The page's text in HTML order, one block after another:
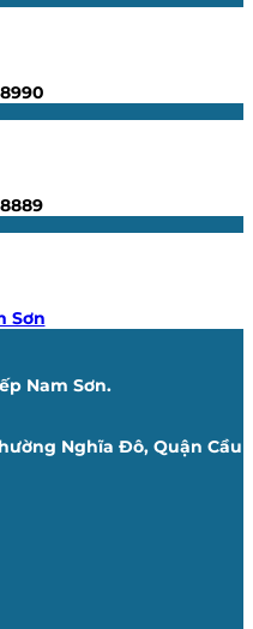
Sơn
Nam Sơn.
Nghĩa Đô, Quận Cầu